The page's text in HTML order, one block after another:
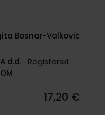
Bosnar-Valković
d.d.
Registarski
17,20 €